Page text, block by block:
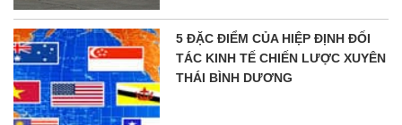
5 ĐẶC ĐIỂM CỦA HIỆP ĐỊNH ĐỐI
TÁC KINH TẾ CHIẾN LƯỢC XUYÊN
THÁI BÌNH DƯƠNG